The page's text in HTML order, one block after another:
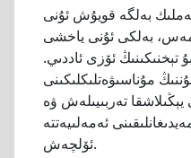
بەلگە قويۇش ئۇنى
بەلكى ئۇنى ياخشى
تېخنىكىنىڭ ئۆزى ئاددىي.
مۇناسىۋەتلىكلىكىنى
تەربىيىلەش ۋە
ئەمەلىيەتتە
ئۆلچەش.